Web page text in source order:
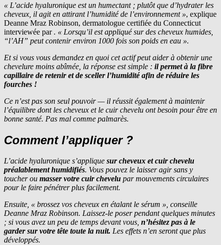
« L’acide hyaluronique est un humectant ; plutôt que d’hydrater les
cheveux, il agit en attirant l’humidité de l’environnement », explique
Deanne Mraz Robinson, dermatologue certifiée du Connecticut
interviewée par. « Lorsqu’il est appliqué sur des cheveux humides,
“l’AH” peut contenir environ 1000 fois son poids en eau ».
Et si vous vous demandez en quoi cet actif peut aider à obtenir une
chevelure moins abîmée, la réponse est simple : il permet à la fibre
capillaire de retenir et de sceller l’humidité afin de réduire les
fourches !
Ce n’est pas son seul pouvoir — il réussit également à maintenir
l’équilibre dont les cheveux et le cuir chevelu ont besoin pour être en
bonne santé. Pas mal comme palmarès.
Comment l’appliquer ?
L’acide hyaluronique s’applique sur cheveux et cuir chevelu
préalablement humidifiés. Vous pouvez le laisser agir sans y
toucher ou masser votre cuir chevelu par mouvements circulaires
pour le faire pénétrer plus facilement.
Ensuite, « brossez vos cheveux en étalant le sérum », conseille
Deanne Mraz Robinson. Laissez-le poser pendant quelques minutes
; si vous avez un peu de temps devant vous, n’hésitez pas à le
garder sur votre tête toute la nuit. Les effets n’en seront que plus
développés.